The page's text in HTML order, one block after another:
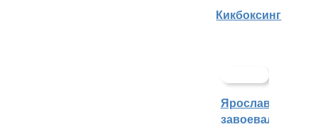
Кикбоксинг
Ярославцы
завоевали